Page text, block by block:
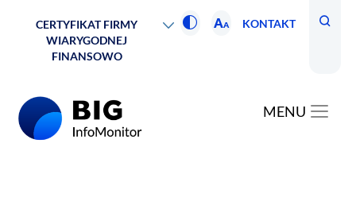
CERTYFIKAT FIRMY
WIARYGODNEJ
FINANSOWO
AA KONTAKT
MENU